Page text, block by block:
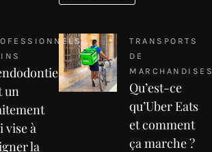
un
vise à
la
TRANSPORTS
DE
Qu’est-ce
qu’Uber Eats
et comment
ça marche ?